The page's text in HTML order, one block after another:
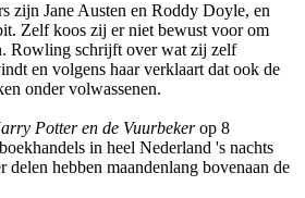
zijn Jane Austen en Roddy Doyle, en
Zelf koos zij er niet bewust voor om
Rowling schrijft over wat zij zelf
en volgens haar verklaart dat ook de
onder volwassenen.
Potter en de Vuurbekerop 8
in heel Nederland 's nachts
delen hebben maandenlang bovenaan de